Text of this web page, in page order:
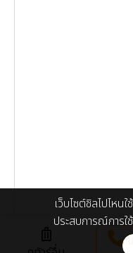
luggage
เว็บไซต์ชิลไปไหน
ประสบการณ์การใ